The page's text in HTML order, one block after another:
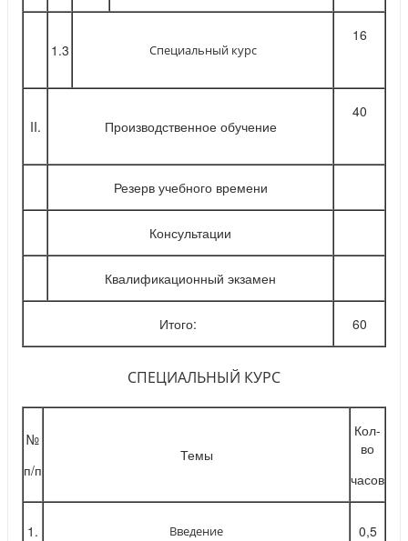
1.3 Специальный курс
16
II. Производственное обучение
40
Резерв учебного времени
Консультации
Квалификационный экзамен
Итого: 60
СПЕЦИАЛЬНЫЙ КУРС
№
п/п
Темы
Кол-
во
часов
1. Введение 0,5